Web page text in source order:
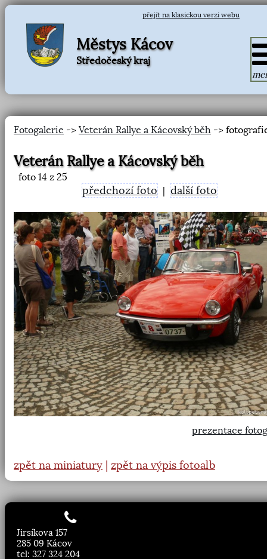
přejít na klasickou verzi webu
Městys Kácov
Středočeský kraj
Fotogalerie -> Veterán Rallye a Kácovský běh ->
Veterán Rallye a Kácovský běh
foto 14 z 25
předchozí foto |další foto
prezentace
zpět na miniatury zpět na výpis fotoalb
Jirsíkova 157
285 09 Kácov
tel: 327 324 204